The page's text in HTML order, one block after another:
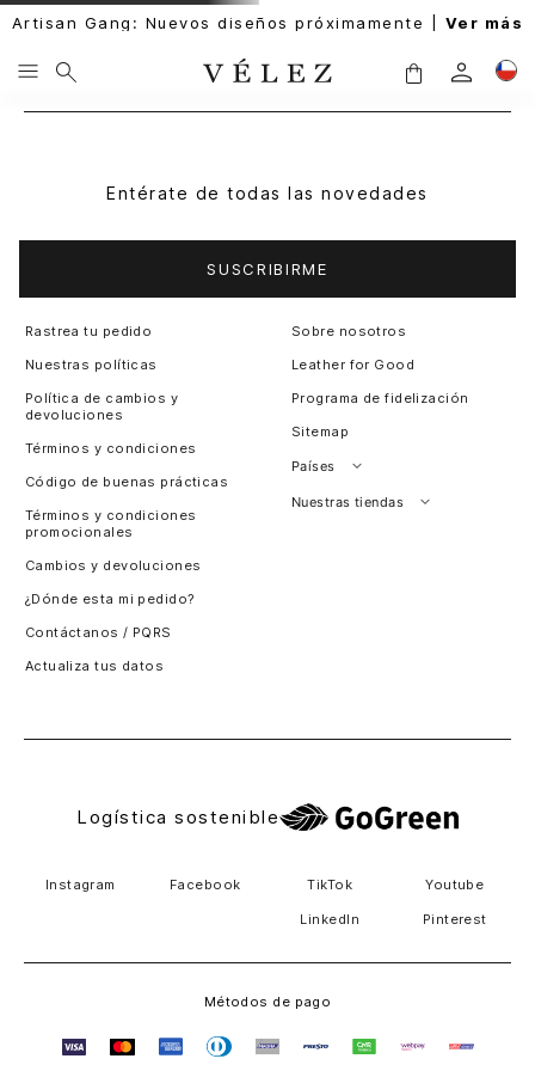
Artisan Gang: Nuevos diseños próximamente | Ver más
Entérate de todas las novedades
SUSCRIBIRME
Rastrea tu pedido
Nuestras políticas
Política de cambios y
devoluciones
Términos y condiciones
Código de buenas prácticas
Términos y condiciones
promocionales
Cambios y devoluciones
¿Dónde esta mi pedido?
Contáctanos / PQRS
Actualiza tus datos
Sobre nosotros
Leather for Good
Programa de fidelización
Sitemap
Países
Perú
Nuestras tiendas
Logística sostenible
Instagram Facebook TikTok Youtube
LinkedIn Pinterest
Métodos de pago